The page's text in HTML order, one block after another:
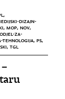
,
DIZAJN-
, MOP, NOV,
ODJEL-ZA-
TEHNOLOGIJA, PS,
, TGL